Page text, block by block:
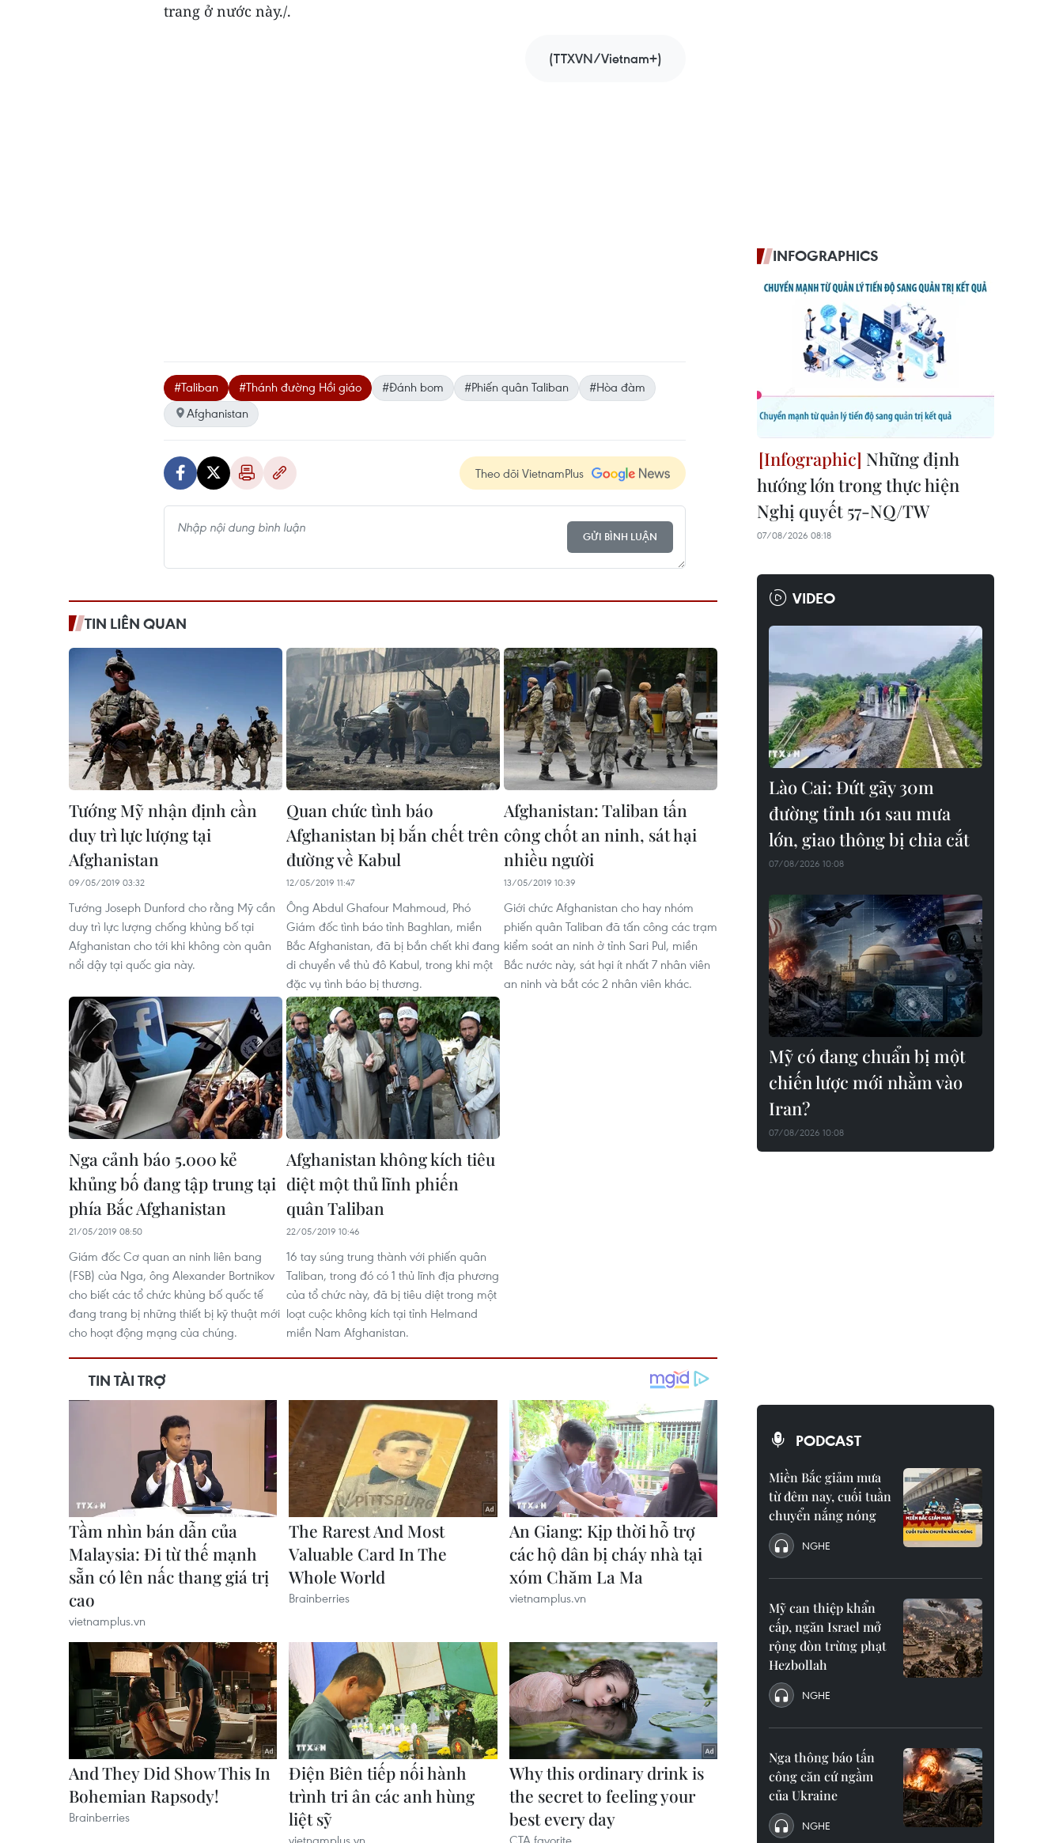
trang ở nước này./.
(TTXVN/Vietnam+)
#Taliban #Thánh đường Hồi giáo #Đánh bom #Phiến quân Taliban
#Hòa đàm
Afghanistan
Theo dõi VietnamPlus
GỬI BÌNH LUẬN
TIN LIÊN QUAN
Tướng Mỹ nhận định cần
duy trì lực lượng tại
Afghanistan
09/05/2019 03:32
Tướng Joseph Dunford cho rằng Mỹ cần
duy trì lực lượng chống khủng bố tại
Afghanistan cho tới khi không còn quân
nổi dậy tại quốc gia này.
Quan chức tình báo
Afghanistan bị bắn chết trên
đường về Kabul
12/05/2019 11:47
Ông Abdul Ghafour Mahmoud, Phó
Giám đốc tình báo tỉnh Baghlan, miền
Bắc Afghanistan, đã bị bắn chết khi đang
di chuyển về thủ đô Kabul, trong khi một
đặc vụ tình báo bị thương.
Afghanistan: Taliban tấn
công chốt an ninh, sát hại
nhiều người
13/05/2019 10:39
Giới chức Afghanistan cho hay nhóm
phiến quân Taliban đã tấn công các trạm
kiểm soát an ninh ở tỉnh Sari Pul, miền
Bắc nước này, sát hại ít nhất 7 nhân viên
an ninh và bắt cóc 2 nhân viên khác.
Nga cảnh báo 5.000 kẻ
khủng bố đang tập trung tại
phía Bắc Afghanistan
21/05/2019 08:50
Giám đốc Cơ quan an ninh liên bang
(FSB) của Nga, ông Alexander Bortnikov
cho biết các tổ chức khủng bố quốc tế
đang trang bị những thiết bị kỹ thuật mới
cho hoạt động mạng của chúng.
Afghanistan không kích tiêu
diệt một thủ lĩnh phiến
quân Taliban
22/05/2019 10:46
16 tay súng trung thành với phiến quân
Taliban, trong đó có 1 thủ lĩnh địa phương
của tổ chức này, đã bị tiêu diệt trong một
loạt cuộc không kích tại tỉnh Helmand
miền Nam Afghanistan.
INFOGRAPHICS
Những định
hướng lớn trong thực hiện
Nghị quyết 57-NQ/TW
07/08/2026 08:18
VIDEO
Lào Cai: Đứt gãy 30m
đường tỉnh 161 sau mưa
lớn, giao thông bị chia cắt
07/08/2026 10:08
Mỹ có đang chuẩn bị một
chiến lược mới nhằm vào
Iran?
07/08/2026 10:08
PODCAST
Miền Bắc giảm mưa
từ đêm nay, cuối tuần
chuyển nắng nóng
NGHE
Mỹ can thiệp khẩn
cấp, ngăn Israel mở
rộng đòn trừng phạt
Hezbollah
NGHE
Nga thông báo tấn
công căn cứ ngầm
của Ukraine
NGHE